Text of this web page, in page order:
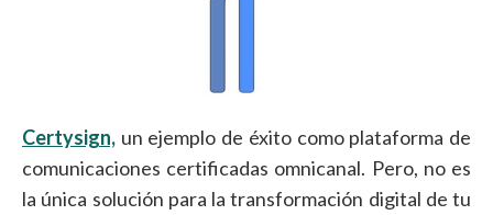
Certysign, un ejemplo de éxito como plataforma de
comunicaciones certificadas omnicanal. Pero, no es
la única solución para la transformación digital de tu